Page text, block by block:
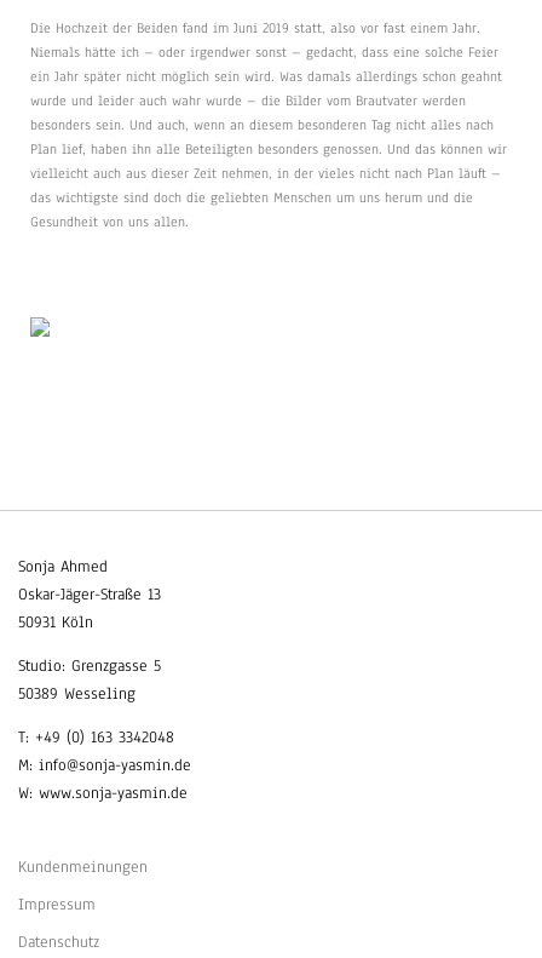
Die Hochzeit der Beiden fand im Juni 2019 statt, also vor fast einem Jahr.
Niemals hätte ich – oder irgendwer sonst – gedacht, dass eine solche Feier
ein Jahr später nicht möglich sein wird. Was damals allerdings schon geahnt
wurde und leider auch wahr wurde – die Bilder vom Brautvater werden
besonders sein. Und auch, wenn an diesem besonderen Tag nicht alles nach
Plan lief, haben ihn alle Beteiligten besonders genossen. Und das können wir
vielleicht auch aus dieser Zeit nehmen, in der vieles nicht nach Plan läuft –
das wichtigste sind doch die geliebten Menschen um uns herum und die
Gesundheit von uns allen.
Sonja Ahmed
Oskar-Jäger-Straße 13
50931 Köln
Studio: Grenzgasse 5
50389 Wesseling
T: +49 (0) 163 3342048
M: info@sonja-yasmin.de
W: www.sonja-yasmin.de
Kundenmeinungen
Impressum
Datenschutz